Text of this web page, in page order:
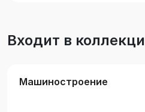
Входит в
Машиностроение